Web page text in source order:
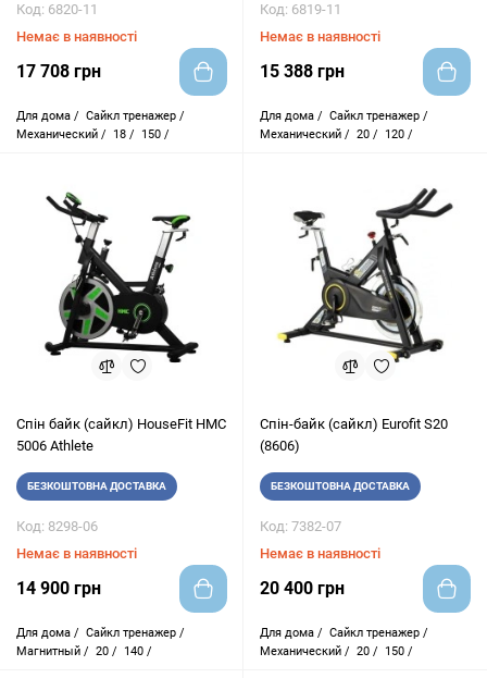
Код: 6820-11
Немає в наявності
17 708 грн
Для дома / Сайкл тренажер /
Механический /
18 / 150 /
Код: 6819-11
Немає в наявності
15 388 грн
Для дома / Сайкл тренажер /
Механический / 20 / 120 /
Cпін байк (сайкл) HouseFit HMC
5006 Athlete
БЕЗКОШТОВНА ДОСТАВКА
Код: 8298-06
Немає в наявності
14 900 грн
Для дома / Сайкл тренажер /
Магнитный / 20 / 140 /
Cпін-байк (сайкл) Eurofit S20
(8606)
БЕЗКОШТОВНА ДОСТАВКА
Код: 7382-07
Немає в наявності
20 400 грн
Для дома / Сайкл тренажер /
Механический / 20 / 150 /